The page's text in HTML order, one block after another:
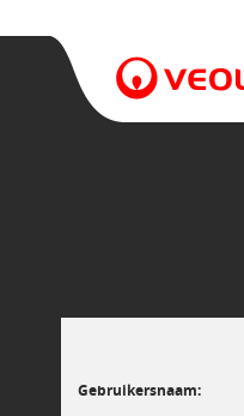
Gebruikersnaam: